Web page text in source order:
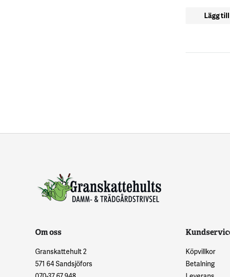
Lägg
Om oss
Granskattehult 2
571 64 Sandsjöfors
Köpvillkor
Betalning